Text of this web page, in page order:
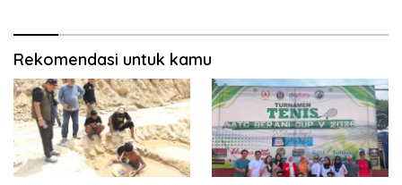
Rekomendasi untuk kamu